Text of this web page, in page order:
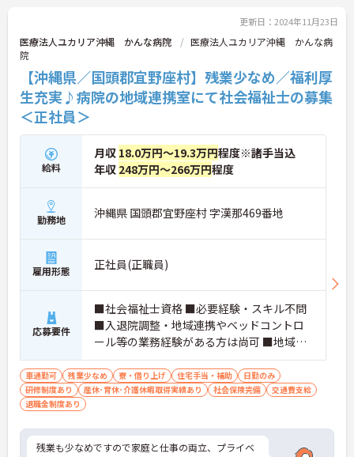
っています。子育て中の方には勤務シフトも配慮
し、仕事と生活を両立できる環境です。
更新日：2024年11月23日
医療法人ユカリア沖縄 かんな病院
医療法人ユカリア沖縄 かんな病
院
【沖縄県／国頭郡宜野座村】残業少なめ／福利厚
生充実♪病院の地域連携室にて社会福祉士の募集
＜正社員＞
給料
月収 18.0万円～19.3万円程度※諸手当込
年収 248万円～266万円程度
勤務地 沖縄県 国頭郡宜野座村 字漢那469番地
雇用形態 正社員(正職員)
応募要件
■社会福祉士資格 ■必要経験・スキル不問
■入退院調整・地域連携やベッドコントロ
ール等の業務経験がある方は尚可 ■地域で
患者様の支援に携わりたいと考える方
車通勤可 残業少なめ 寮・借り上げ 住宅手当・補助
日勤のみ
研修制度あり
産休･育休･介護休暇取得実績あり 社会保険完備
交通費支給
退職金制度あり
残業も少なめですので家庭と仕事の両立、プライベ